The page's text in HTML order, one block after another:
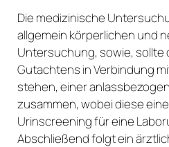
Die medizinische
allgemein körperlichen und
Untersuchung, sowie, sollte
Gutachtens in Verbindung
stehen, einer
zusammen, wobei diese
Urinscreening für eine
Abschließend folgt ein